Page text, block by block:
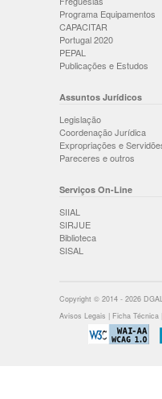
Programa Equipamentos
CAPACITAR
Portugal 2020
PEPAL
Publicações e Estudos
Assuntos Jurídicos
Legislação
Coordenação Jurídica
Expropriações e
Pareceres e outros
Serviços On-Line
SIIAL
SIRJUE
Biblioteca
SISAL
Copyright © 2014 - 2026
Avisos Legais | Ficha Técnica